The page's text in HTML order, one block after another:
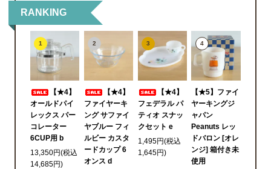
RANKING
1
【★4】
オールドパイ
レックス パー
コレーター
6CUP用 b
13,350円(税込
14,685円)
2
【★4】
ファイヤーキ
ング サファイ
ヤブルー フィ
ルビー カスタ
ードカップ 6
オンス d
3
【★4】
フェデラル パ
ティオ スナッ
クセット e
1,495円(税込
1,645円)
4
【★5】ファイ
ヤーキングジ
ャパン
Peanuts レッ
ドバロン [オレ
ンジ] 箱付き未
使用